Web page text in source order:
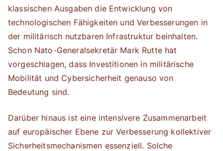
klassischen Ausgaben die Entwicklung von
technologischen Fähigkeiten und Verbesserungen in
der militärisch nutzbaren Infrastruktur beinhalten.
Schon Nato-Generalsekretär Mark Rutte hat
vorgeschlagen, dass Investitionen in militärische
Mobilität und Cybersicherheit genauso von
Bedeutung sind.
Darüber hinaus ist eine intensivere Zusammenarbeit
auf europäischer Ebene zur Verbesserung kollektiver
Sicherheitsmechanismen essenziell. Solche